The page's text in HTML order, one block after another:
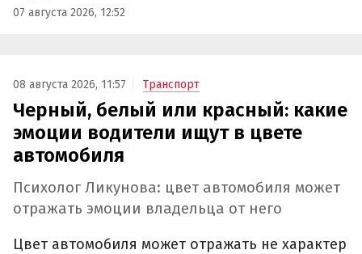
07 августа 2026, 12:52
08 августа 2026, 11:57 Транспорт
Черный, белый или красный: какие
эмоции водители ищут в цвете
автомобиля
Психолог Ликунова: цвет автомобиля может
отражать эмоции владельца от него
Цвет автомобиля может отражать не характер